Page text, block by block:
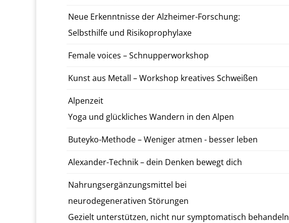
Neue Erken­nt­nisse der Alzheimer-­Forschung:
Selb­sthil­fe und Risiko­pro­phy­laxe
Female voices – Schnup­per­work­shop
Kunst aus Metall – Work­shop kreatives Schweißen
Alpen­zeit
Yoga und glück­lich­es Wan­dern in den Alpen
Buteyko-Meth­ode – Weniger atmen - besser leben
Alexan­der-Tech­nik – dein Denken bewegt dich
Nahrungsergänzungsmit­tel bei
neu­rode­gen­er­a­tiv­en Störun­gen
Gezielt un­ter­stützen, nicht nur symp­toma­tisch be­han­deln